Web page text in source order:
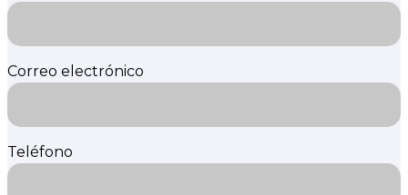
Correo electrónico
Teléfono